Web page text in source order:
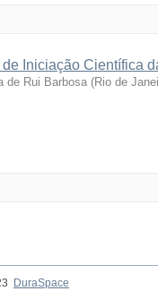
de Iniciação Científica
de Rui Barbosa (Rio de
DuraSpace